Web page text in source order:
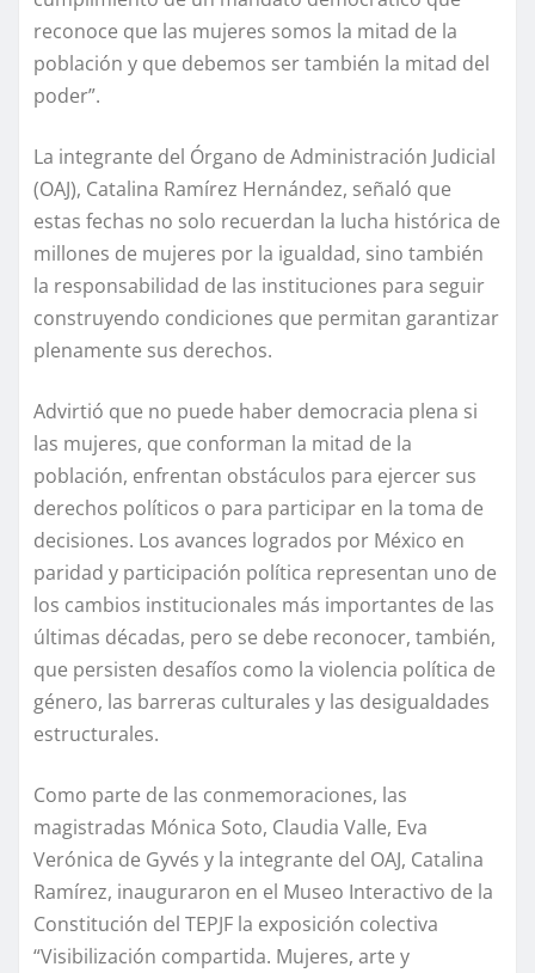
reconoce que las mujeres somos la mitad de la
población y que debemos ser también la mitad del
poder”.
La integrante del Órgano de Administración Judicial
(OAJ), Catalina Ramírez Hernández, señaló que
estas fechas no solo recuerdan la lucha histórica de
millones de mujeres por la igualdad, sino también
la responsabilidad de las instituciones para seguir
construyendo condiciones que permitan garantizar
plenamente sus derechos.
Advirtió que no puede haber democracia plena si
las mujeres, que conforman la mitad de la
población, enfrentan obstáculos para ejercer sus
derechos políticos o para participar en la toma de
decisiones. Los avances logrados por México en
paridad y participación política representan uno de
los cambios institucionales más importantes de las
últimas décadas, pero se debe reconocer, también,
que persisten desafíos como la violencia política de
género, las barreras culturales y las desigualdades
estructurales.
Como parte de las conmemoraciones, las
magistradas Mónica Soto, Claudia Valle, Eva
Verónica de Gyvés y la integrante del OAJ, Catalina
Ramírez, inauguraron en el Museo Interactivo de la
Constitución del TEPJF la exposición colectiva
“Visibilización compartida. Mujeres, arte y